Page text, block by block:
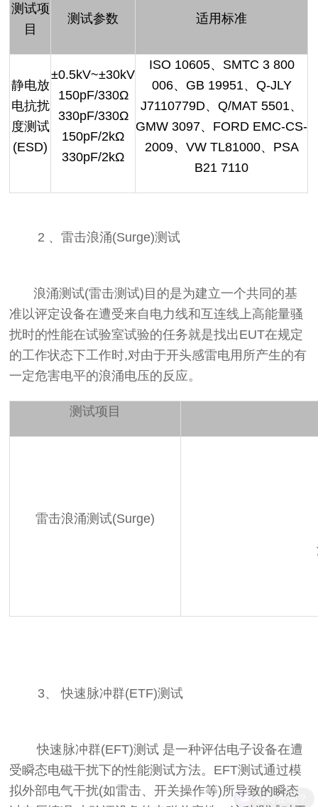
测试项
目
测试参数 适用标准
静电放
电抗扰
度测试
(ESD)
±0.5kV~±30kV
150pF/330Ω
330pF/330Ω
150pF/2kΩ
330pF/2kΩ
ISO 10605、SMTC 3 800
006、GB 19951、Q-JLY
J7110779D、Q/MAT 5501、
GMW 3097、FORD EMC-CS-
2009、VW TL81000、PSA
B21 7110
2 、 雷击浪涌(Surge)测试
浪涌测试(雷击测试)目的是为建立一个共同的基
准以评定设备在遭受来自电力线和互连线上高能量骚
扰时的性能在试验室试验的任务就是找出EUT在规定
的工作状态下工作时,对由于开头感雷电用所产生的有
一定危害电平的浪涌电压的反应。
测试项目
雷击浪涌测试(Surge)
3、快速脉冲群(ETF)测试
‌ 快速脉冲群(EFT)测试 ‌是一种评估电子设备在遭
受瞬态电磁干扰下的性能测试方法。EFT测试通过模
拟外部电气干扰(如雷击、开关操作等)所导致的瞬态